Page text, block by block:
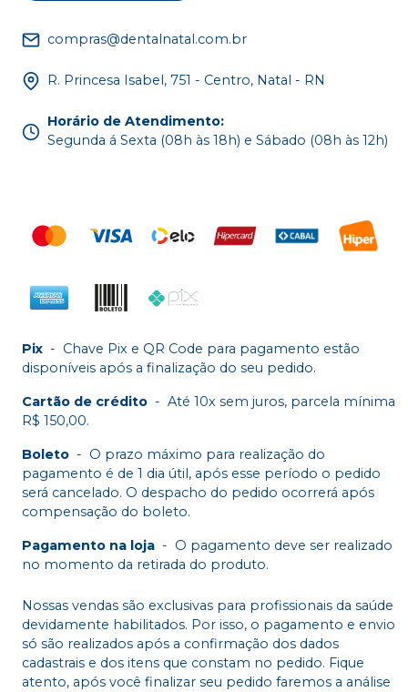
compras@dentalnatal.com.br
R. Princesa Isabel, 751 - Centro, Natal - RN
Horário de Atendimento:
Segunda á Sexta (08h às 18h) e Sábado (08h às 12h)
Pix - Chave Pix e QR Code para pagamento estão
disponíveis após a finalização do seu pedido.
Cartão de crédito - Até 10x sem juros, parcela mínima
R$ 150,00.
Boleto - O prazo máximo para realização do
pagamento é de 1 dia útil, após esse período o pedido
será cancelado. O despacho do pedido ocorrerá após
compensação do boleto.
Pagamento na loja - O pagamento deve ser realizado
no momento da retirada do produto.
Nossas vendas são exclusivas para profissionais da saúde
devidamente habilitados. Por isso, o pagamento e envio
só são realizados após a confirmação dos dados
cadastrais e dos itens que constam no pedido. Fique
atento, após você finalizar seu pedido faremos a análise